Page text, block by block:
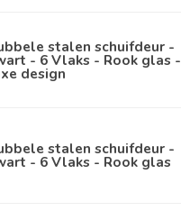
stalen schuifdeur -
- 6 Vlaks - Rook glas -
design
stalen schuifdeur -
- 6 Vlaks - Rook glas